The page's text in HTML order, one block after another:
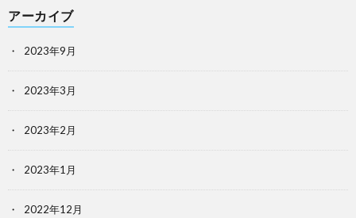
アーカイブ
2023年9月
2023年3月
2023年2月
2023年1月
2022年12月